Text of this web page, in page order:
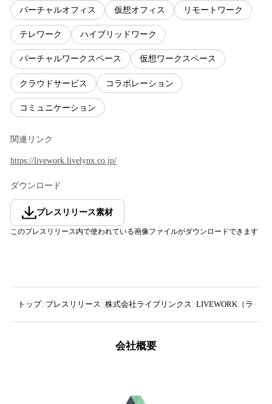
バーチャルオフィス 仮想オフィス リモートワーク
テレワーク ハイブリッドワーク
バーチャルワークスペース 仮想ワークスペース
クラウドサービス コラボレーション
コミュニケーション
関連リンク
https://livework.livelynx.co.jp/
ダウンロード
プレスリリース素材
このプレスリリース内で使われている画像ファイルがダウンロードできます
トップ プレスリリース 株式会社ライブリンクス LIVEWORK（ライ
会社概要